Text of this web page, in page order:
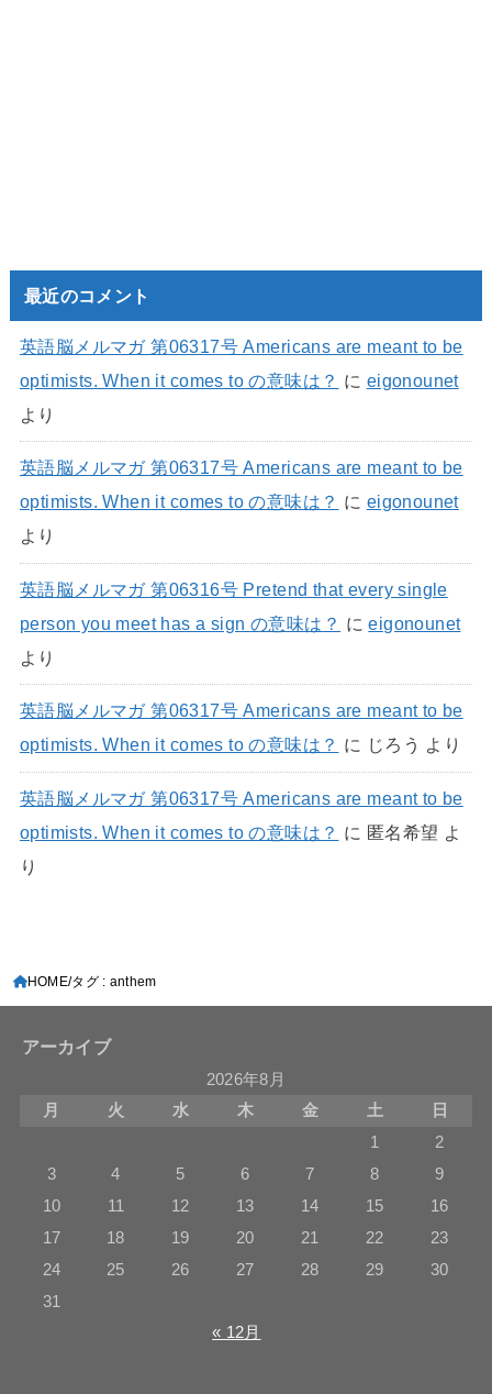
最近のコメント
英語脳メルマガ 第06317号 Americans are meant to be
optimists. When it comes to の意味は？ に eigonounet
より
英語脳メルマガ 第06317号 Americans are meant to be
optimists. When it comes to の意味は？ に eigonounet
より
英語脳メルマガ 第06316号 Pretend that every single
person you meet has a sign の意味は？ にeigonounet
より
英語脳メルマガ 第06317号 Americans are meant to be
optimists. When it comes to の意味は？ に じろう より
英語脳メルマガ 第06317号 Americans are meant to be
optimists. When it comes to の意味は？ に 匿名希望 よ
り
HOME タグ : anthem
アーカイブ
2026年8月
月
火 水 木 金 土
日
1
2
3
4 5 6 7 8
9
10
11 12 13 14 15
16
17
18 19 20 21 22
23
24
25 26 27 28 29
30
31
« 12月